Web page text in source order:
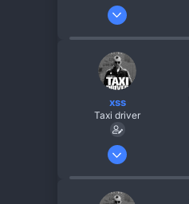
26 Жов 2013
xss
Taxi driver
26 Жов 2013